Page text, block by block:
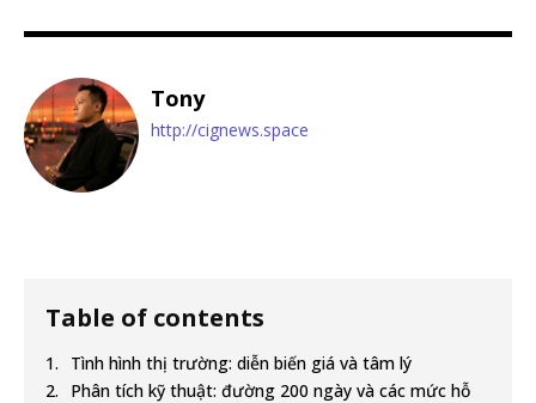
Tony
http://cignews.space
Table of contents
Tình hình thị trường: diễn biến giá và tâm lý
Phân tích kỹ thuật: đường 200 ngày và các mức hỗ